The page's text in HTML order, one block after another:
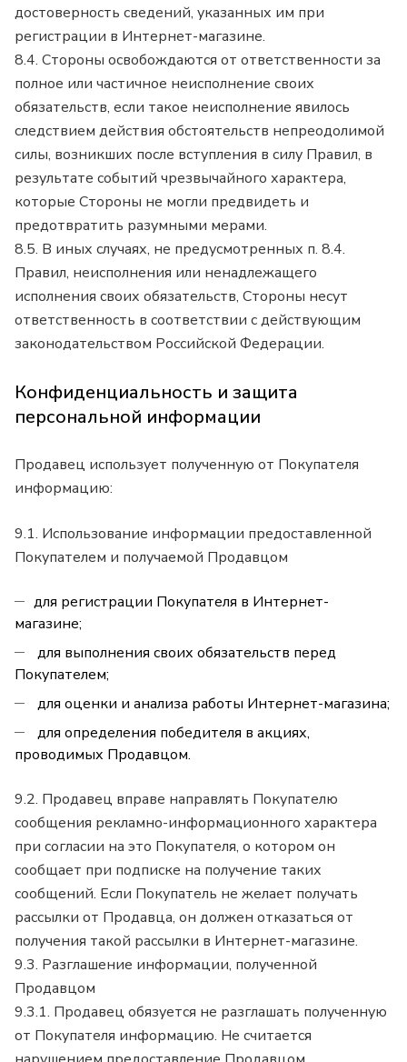
достоверность сведений, указанных им при
регистрации в Интернет-магазине.
8.4. Стороны освобождаются от ответственности за
полное или частичное неисполнение своих
обязательств, если такое неисполнение явилось
следствием действия обстоятельств непреодолимой
силы, возникших после вступления в силу Правил, в
результате событий чрезвычайного характера,
которые Стороны не могли предвидеть и
предотвратить разумными мерами.
8.5. В иных случаях, не предусмотренных п. 8.4.
Правил, неисполнения или ненадлежащего
исполнения своих обязательств, Стороны несут
ответственность в соответствии с действующим
законодательством Российской Федерации.
Конфиденциальность и защита
персональной информации
Продавец использует полученную от Покупателя
информацию:
9.1. Использование информации предоставленной
Покупателем и получаемой Продавцом
для регистрации Покупателя в Интернет-
магазине;
для выполнения своих обязательств перед
Покупателем;
для оценки и анализа работы Интернет-магазина;
для определения победителя в акциях,
проводимых Продавцом.
9.2. Продавец вправе направлять Покупателю
сообщения рекламно-информационного характера
при согласии на это Покупателя, о котором он
сообщает при подписке на получение таких
сообщений. Если Покупатель не желает получать
рассылки от Продавца, он должен отказаться от
получения такой рассылки в Интернет-магазине.
9.3. Разглашение информации, полученной
Продавцом
9.3.1. Продавец обязуется не разглашать полученную
от Покупателя информацию. Не считается